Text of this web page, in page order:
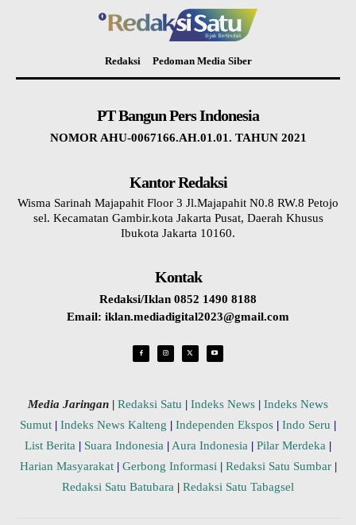
Redaksi Pedoman Media Siber
PT Bangun Pers Indonesia
NOMOR AHU-0067166.AH.01.01. TAHUN 2021
Kantor Redaksi
Wisma Sarinah Majapahit Floor 3 Jl.Majapahit N0.8 RW.8 Petojo
sel. Kecamatan Gambir.kota Jakarta Pusat, Daerah Khusus
Ibukota Jakarta 10160.
Kontak
Redaksi/Iklan 0852 1490 8188
Email: iklan.mediadigital2023@gmail.com
Media Jaringan | Redaksi Satu | Indeks News | Indeks News
Sumut | Indeks News Kalteng | Independen Ekspos | Indo Seru |
List Berita | Suara Indonesia | Aura Indonesia | Pilar Merdeka |
Harian Masyarakat | Gerbong Informasi | Redaksi Satu Sumbar |
Redaksi Satu Batubara | Redaksi Satu Tabagsel